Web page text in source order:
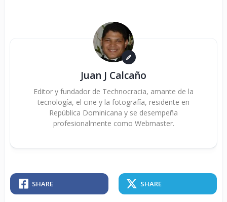
Juan J Calcaño
Editor y fundador de Technocracia, amante de la
tecnología, el cine y la fotografía, residente en
República Dominicana y se desempeña
profesionalmente como Webmaster.
SHARE SHARE